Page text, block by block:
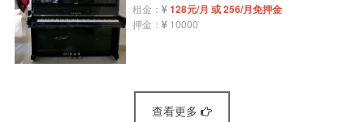
租金： 128元/月 或 256/月免押金
押金： 10000
查看更多